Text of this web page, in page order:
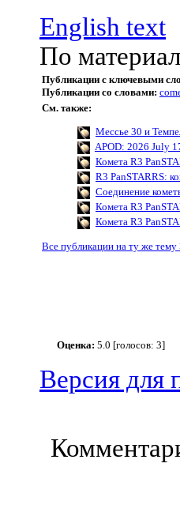
English text
По
Публикации с ключевыми
Публикации со словами:
См. также:
Мессье 30 и
APOD: 2026 July
Комета R3
R3 PanSTARRS:
Соединение
Комета R3
Комета R3
Все публикации на ту же тему
Оценка: 5.0 [голосов: 3]
Версия для